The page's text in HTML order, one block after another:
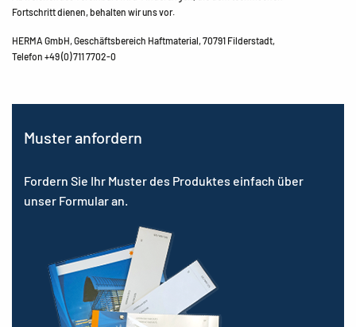
Fortschritt dienen, behalten wir uns vor.
HERMA GmbH, Geschäftsbereich Haftmaterial, 70791 Filderstadt,
Telefon +49 (0) 711 7702-0
Muster anfordern
Fordern Sie Ihr Muster des Produktes einfach über
unser Formular an.